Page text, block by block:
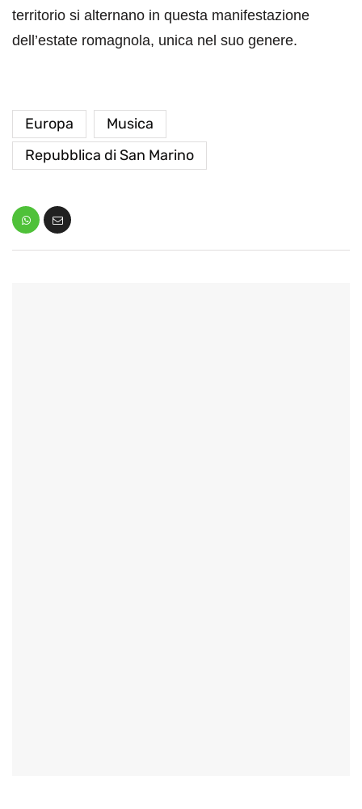
territorio si alternano in questa manifestazione
dell’estate romagnola, unica nel suo genere.
Europa
Musica
Repubblica di San Marino